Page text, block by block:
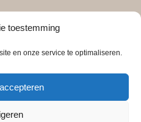
toestemming
en onze service te optimaliseren.